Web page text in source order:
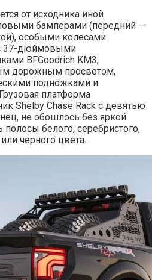
от исходника иной
бамперами (передний —
особыми колесами
37-дюймовыми
BFGoodrich KM3,
дорожным просветом,
подножками и
платформа
Shelby Chase Rack с девятью
не обошлось без яркой
белого, серебристого,
черного цвета.